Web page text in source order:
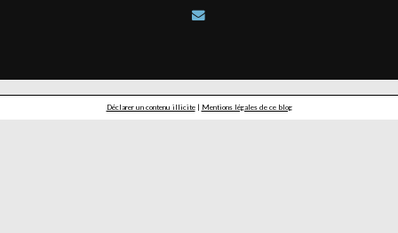
Déclarer un contenu illicite| Mentions légales de ce blog